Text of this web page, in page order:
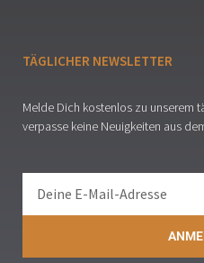
TÄGLICHER NEWSLETTER
Melde Dich kostenlos zu unserem
verpasse keine Neuigkeiten aus